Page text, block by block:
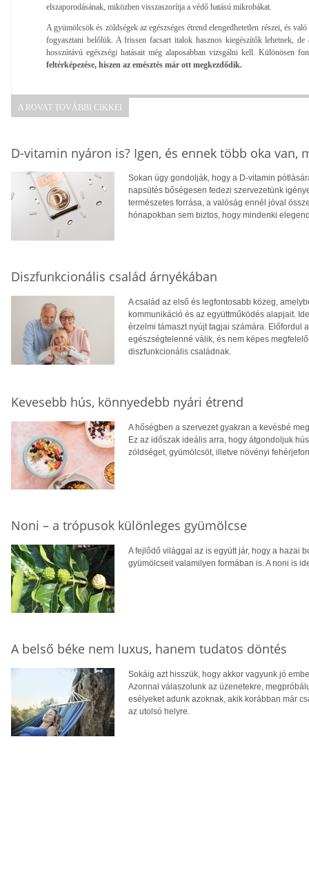
elszaporodásának, miközben visszaszorítja a védő hatású mikrobákat.
A gyümölcsök és zöldségek az egészséges étrend elengedhetetlen részei, és
fogyasztani belőlük. A frissen facsart italok hasznos kiegészítők lehetnek,
hosszútávú egészségi hatásait még alaposabban vizsgálni kell. Különösen
feltérképezése, hiszen az emésztés már ott megkezdődik.
A ROVAT TOVÁBBI CIKKEI
D-vitamin nyáron is? Igen, és ennek több oka van,
Sokan úgy gondolják, hogy a D-vitamin
napsütés bőségesen fedezi szervezetünk
természetes forrása, a valóság ennél jóval
hónapokban sem biztos, hogy mindenki
Diszfunkcionális család árnyékában
A család az első és legfontosabb közeg,
kommunikáció és az együttműködés alapjait.
érzelmi támaszt nyújt tagjai számára. Előfordul
egészségtelenné válik, és nem képes
diszfunkcionális családnak.
Kevesebb hús, könnyedebb nyári étrend
A hőségben a szervezet gyakran a kevésbé
Ez az időszak ideális arra, hogy átgondoljuk
zöldséget, gyümölcsöt, illetve növényi
Noni – a trópusok különleges gyümölcse
A fejlődő világgal az is együtt jár, hogy a hazai
gyümölcseit valamilyen formában is. A noni is
A belső béke nem luxus, hanem tudatos döntés
Sokáig azt hisszük, hogy akkor vagyunk jó
Azonnal válaszolunk az üzenetekre,
esélyeket adunk azoknak, akik korábban már
az utolsó helyre.